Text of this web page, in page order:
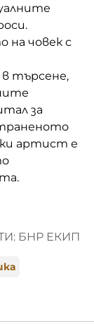
на човек с
търсене,
за
артист е
БНР ЕКИП